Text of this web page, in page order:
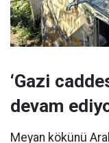
‘Gazi
devam
Meyan kökünü